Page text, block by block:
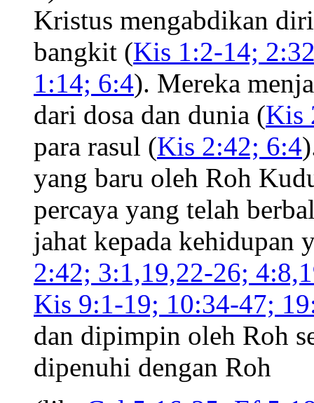
Kristus mengabdikan
bangkit (Kis 1:2-14;
1:14; 6:4). Mereka
dari dosa dan dunia (Kis
para rasul (Kis 2:42; 6:4
yang baru oleh Roh
percaya yang telah
jahat kepada kehidupan
2:42; 3:1,19,22-26;
Kis 9:1-19; 10:34-47;
dan dipimpin oleh Roh
dipenuhi dengan Roh